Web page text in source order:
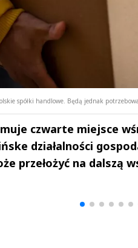
spółki handlowe. Będą jednak
czwarte miejsce
działalności
przełożyć na dalszą
Marta i Andrzej